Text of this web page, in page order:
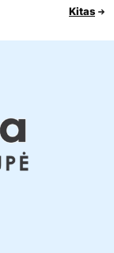
Kitas